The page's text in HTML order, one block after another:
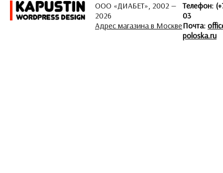
ООО «ДИАБЕТ», 2002 —
2026
Адрес магазина в Москве
Телефон:
03
Почта:
poloska.ru